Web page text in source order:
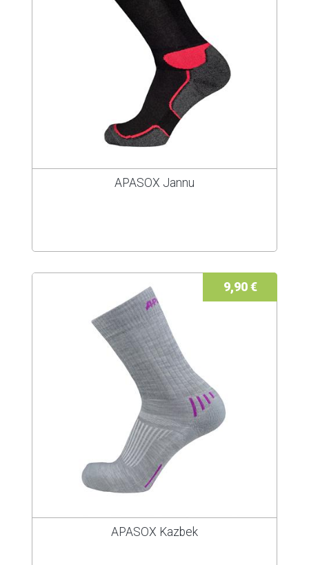
APASOX Jannu
9,90 €
APASOX Kazbek